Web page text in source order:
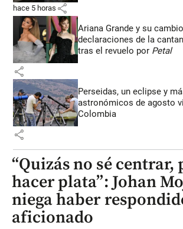
hace 5 horas share
Ariana Grande y su
declaraciones de la
tras el revuelo por Petal
share
Perseidas, un eclipse y
astronómicos de agosto
Colombia
share
“Quizás no sé centrar,
hacer plata”: Johan
niega haber
aficionado